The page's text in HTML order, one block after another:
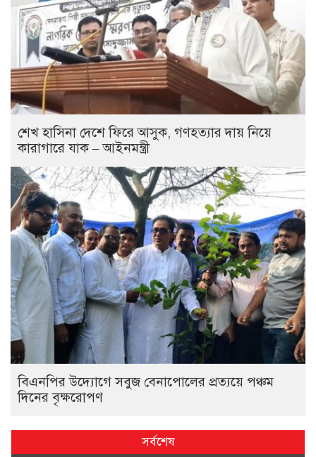
শেখ হাসিনা দেশে ফিরে আসুক, গণহত্যার দায় নিয়ে
কারাগারে যাক – আইনমন্ত্রী
বিএনপির উদ্যোগে সবুজ বেনাপোলের প্রত্যয়ে পঞ্চম
দিনের বৃক্ষরোপণ
সর্বশেষ